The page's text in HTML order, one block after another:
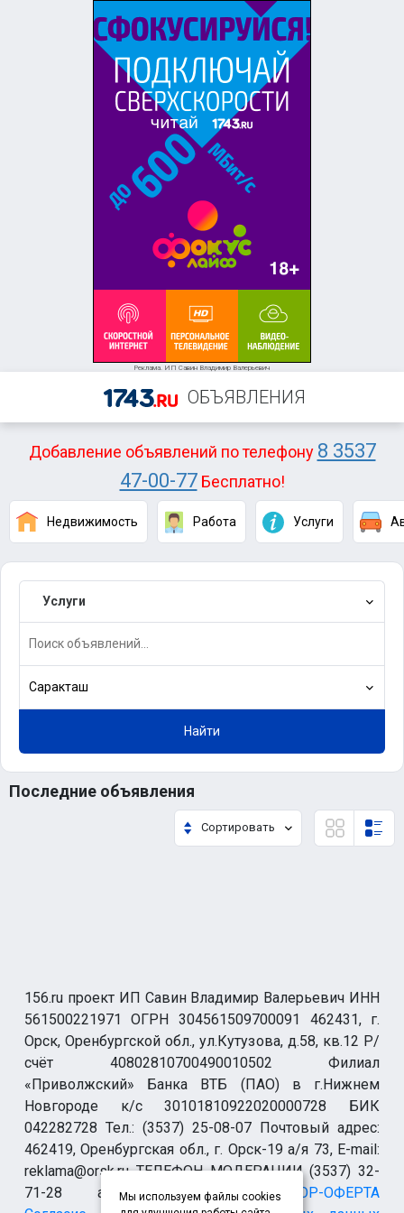
Реклама. ИП Савин Владимир Валерьевич
ОБЪЯВЛЕНИЯ
Добавление объявлений по телефону 8 3537
47-00-77Бесплатно!
Недвижимость Работа Услуги
Услуги
Саракташ
Найти
Последние объявления
Сортировать
156.ru проект ИП Савин Владимир Валерьевич ИНН
561500221971 ОГРН 304561509700091 462431, г.
Орск, Оренбургской обл., ул.Кутузова, д.58, кв.12 Р/
счёт 40802810700490010502 Филиал
«Приволжский» Банка ВТБ (ПАО) в г.Нижнем
Новгороде к/с 30101810922020000728 БИК
042282728 Тел.: (3537) 25-08-07 Почтовый адрес:
462419, Оренбургская обл., г. Орск-19 а/я 73, E-mail:
reklama@orsk.ru ТЕЛЕФОН МОДЕРАЦИИ (3537) 32-
71-28 allsupport@orsk.ruДОГОВОР-ОФЕРТА
Мы используем файлы cookies